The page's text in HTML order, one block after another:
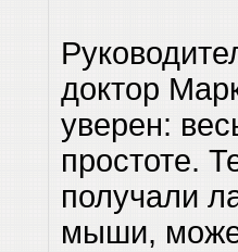
доктор
уверен:
простоте.
получали
мыши,